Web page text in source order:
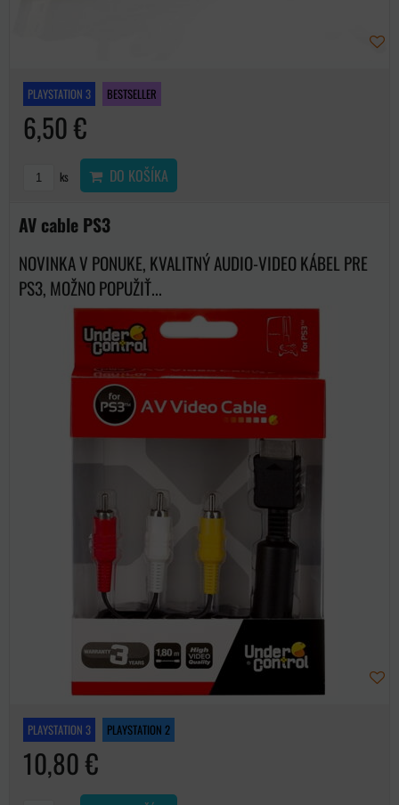
PLAYSTATION 3 BESTSELLER
6,50 €
ks DO KOŠÍKA
AV cable PS3
NOVINKA V PONUKE, KVALITNÝ AUDIO-VIDEO KÁBEL PRE
PS3, MOŽNO POPUŽIŤ...
PLAYSTATION 3 PLAYSTATION 2
10,80 €